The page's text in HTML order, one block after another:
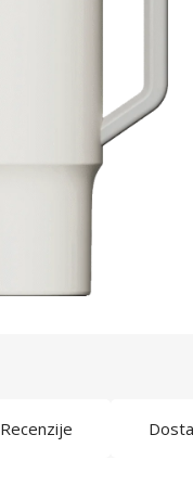
Recenzije